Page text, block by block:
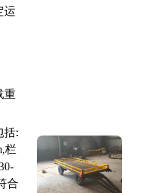
运
重
括:
栏
合